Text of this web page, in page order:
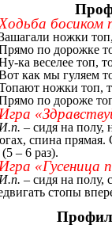
ножки
по дорожке
ка веселее топ,
как мы гуляем
ножки топ,
по дороже
–сидя на полу,
спина прямая.
(5 – 6 раз).
«Гусеница
–сидя на полу,
стопы